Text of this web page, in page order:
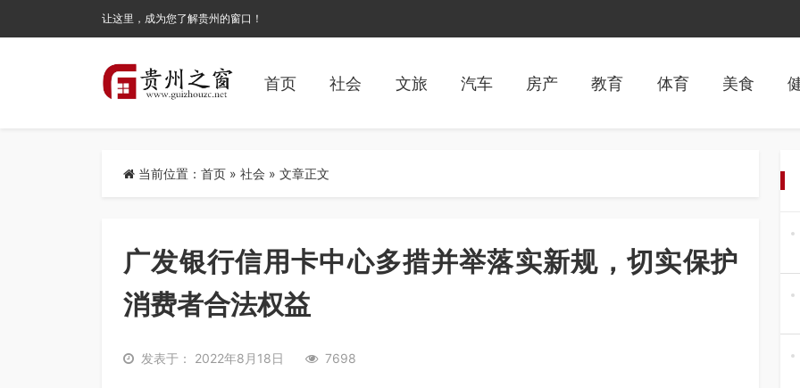
让这里，成为您了解贵州的窗口！
首页 社会 文旅 汽车 房产 教育 体育 美食
当前位置： 首页 » 社会 » 文章正文
广发银行信用卡中心多措并举落实新规，切实保护
消费者合法权益
发表于： 2022年8月18日 7698